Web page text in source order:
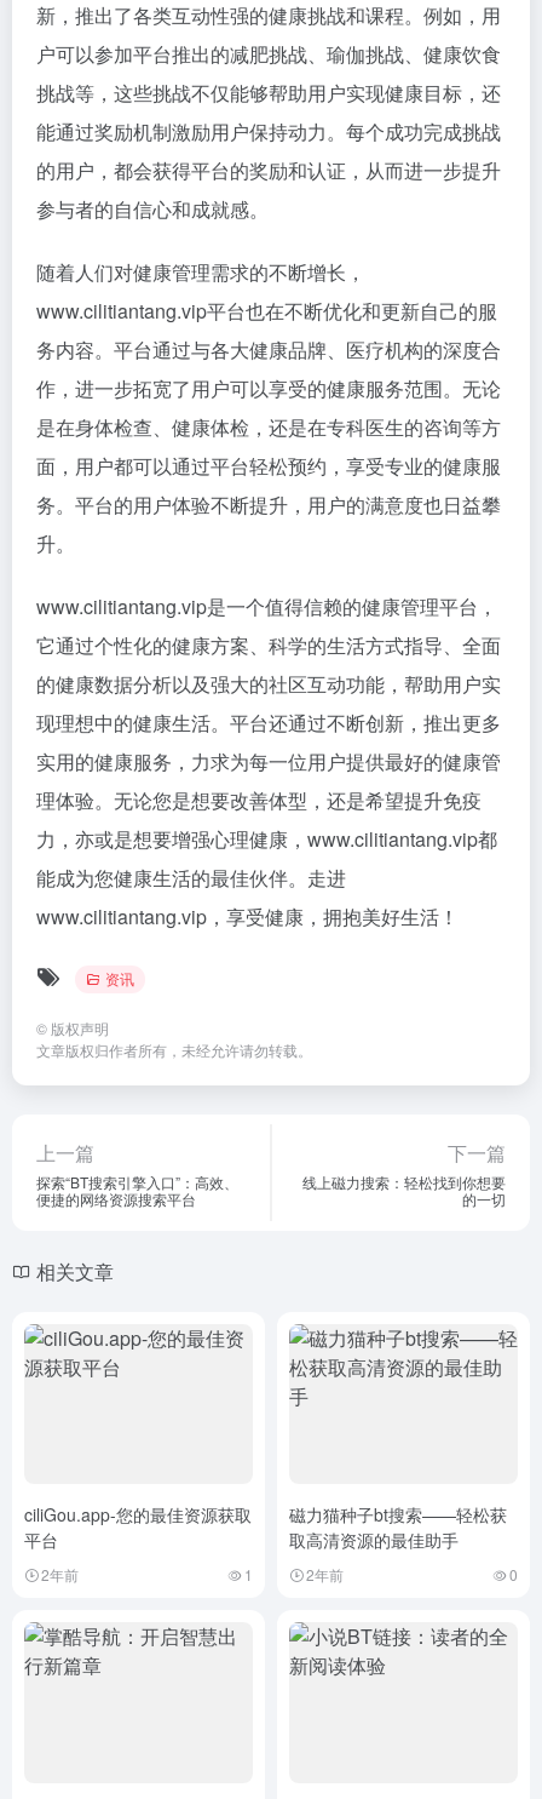
新，推出了各类互动性强的健康挑战和课程。例如，用
户可以参加平台推出的减肥挑战、瑜伽挑战、健康饮食
挑战等，这些挑战不仅能够帮助用户实现健康目标，还
能通过奖励机制激励用户保持动力。每个成功完成挑战
的用户，都会获得平台的奖励和认证，从而进一步提升
参与者的自信心和成就感。
随着人们对健康管理需求的不断增长，
www.cilitiantang.vip平台也在不断优化和更新自己的服
务内容。平台通过与各大健康品牌、医疗机构的深度合
作，进一步拓宽了用户可以享受的健康服务范围。无论
是在身体检查、健康体检，还是在专科医生的咨询等方
面，用户都可以通过平台轻松预约，享受专业的健康服
务。平台的用户体验不断提升，用户的满意度也日益攀
升。
www.cilitiantang.vip是一个值得信赖的健康管理平台，
它通过个性化的健康方案、科学的生活方式指导、全面
的健康数据分析以及强大的社区互动功能，帮助用户实
现理想中的健康生活。平台还通过不断创新，推出更多
实用的健康服务，力求为每一位用户提供最好的健康管
理体验。无论您是想要改善体型，还是希望提升免疫
力，亦或是想要增强心理健康，www.cilitiantang.vip都
能成为您健康生活的最佳伙伴。走进
www.cilitiantang.vip，享受健康，拥抱美好生活！
资讯
© 版权声明
文章版权归作者所有，未经允许请勿转载。
上一篇
探索“BT搜索引擎入口”：高效、
便捷的网络资源搜索平台
下一篇
线上磁力搜索：轻松找到你想要
的一切
相关文章
ciliGou.app-您的最佳资源获取
平台
2年前 1
磁力猫种子bt搜索——轻松获
取高清资源的最佳助手
2年前 0